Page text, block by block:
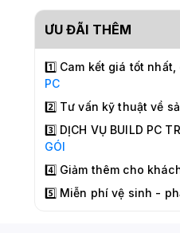
ƯU ĐÃI THÊM
1️⃣ Cam kết giá tốt
PC
2️⃣ Tư vấn kỹ thuật về
3️⃣ DỊCH VỤ BUILD PC
GÓI
4️⃣ Giảm thêm cho
5️⃣ Miễn phí vệ sinh -